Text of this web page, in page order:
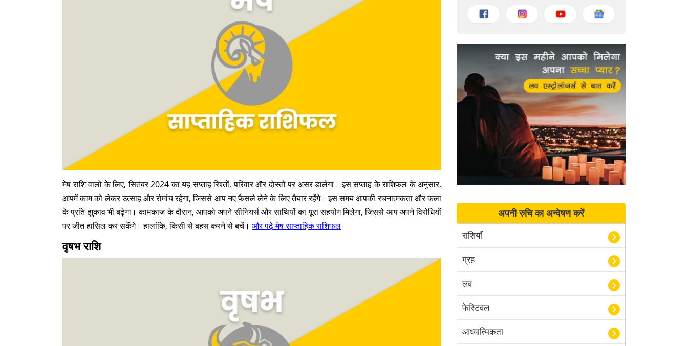
मेष राशि वालों के लिए, सितंबर 2024 का यह सप्ताह रिश्तों, परिवार और दोस्तों पर असर डालेगा। इस सप्ताह के राशिफल के अनुसार,
आपमें काम को लेकर उत्साह और रोमांच रहेगा, जिससे आप नए फैसले लेने के लिए तैयार रहेंगे। इस समय आपकी रचनात्मकता और कला
के प्रति झुकाव भी बढ़ेगा। कामकाज के दौरान, आपको अपने सीनियर्स और साथियों का पूरा सहयोग मिलेगा, जिससे आप अपने विरोधियों
पर जीत हासिल कर सकेंगे। हालांकि, किसी से बहस करने से बचें। और पढ़े मेष साप्ताहिक राशिफल
वृषभ राशि
अपनी रुचि का अन्वेषण करें
राशियाँ
ग्रह
लव
फेस्टिवल
आध्यात्मिकता